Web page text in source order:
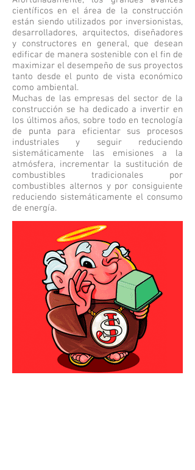
científicos en el área de la construcción
están siendo utilizados por inversionistas,
desarrolladores, arquitectos, diseñadores
y constructores en general, que desean
edificar de manera sostenible con el fin de
maximizar el desempeño de sus proyectos
tanto desde el punto de vista económico
como ambiental.
Muchas de las empresas del sector de la
construcción se ha dedicado a invertir en
los últimos años, sobre todo en tecnología
de punta para eficientar sus procesos
industriales y seguir reduciendo
sistemáticamente las emisiones a la
atmósfera, incrementar la sustitución de
combustibles tradicionales por
combustibles alternos y por consiguiente
reduciendo sistemáticamente el consumo
de energía.